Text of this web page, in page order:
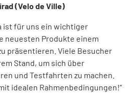
(Velo de Ville)
ist für uns ein wichtiger
neuesten Produkte einem
präsentieren. Viele Besucher
Stand, um sich über
und Testfahrten zu machen.
idealen Rahmenbedingungen!“